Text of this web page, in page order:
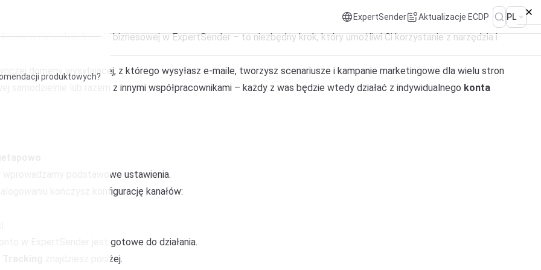
ExpertSender Aktualizacje ECDP PL
produktowych?
w ramach jednostki biznesowej w ExpertSender – to niezbędny krok, który umożliwi Ci korzystanie z narzędzia i
domeny wysyłającej, z którego wysyłasz e-maile, tworzysz scenariusze i kampanie marketingowe dla wielu stron
samodzielnie lub razem z innymi współpracownikami – każdy z was będzie wtedy działać z indywidualnego konta
podstawowe ustawienia.
kończysz konfigurację kanałów:
w ExpertSender jest gotowe do działania.
znajdziesz poniżej.